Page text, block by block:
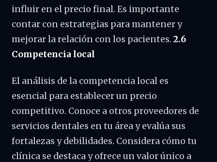
influir en el precio final. Es importante
contar con estrategias para mantener y
mejorar la relación con los pacientes. 2.6
Competencia local
El análisis de la competencia local es
esencial para establecer un precio
competitivo. Conoce a otros proveedores de
servicios dentales en tu área y evalúa sus
fortalezas y debilidades. Considera cómo tu
clínica se destaca y ofrece un valor único a